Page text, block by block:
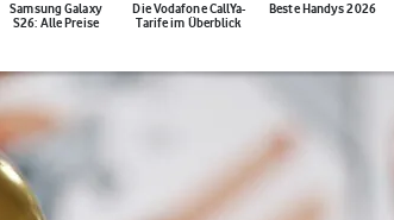
Samsung Galaxy
S26: Alle Preise
Die Vodafone CallYa-
Tarife im Überblick
Beste Handys 2026